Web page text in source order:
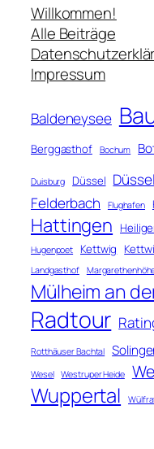
c
h
e
n
Willkommen!
Alle Beiträge
Impressum
Baldeneysee
Berggasthof Bochum
Duisburg Düssel
Felderbach Flughafen
Hattingen
Hugenpoet Kettwig
Landgasthof
Mülheim an
Radtour
Rotthäuser Bachtal
Wesel
Westruper Heide
Wuppertal